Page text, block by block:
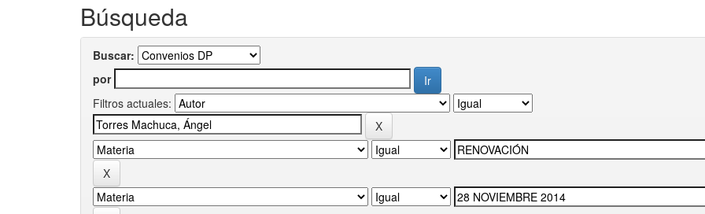
Búsqueda
Buscar:
por
Filtros actuales: